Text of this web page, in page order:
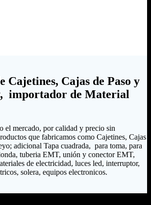
Cajetines, Cajas de Paso y
importador de Material
el mercado, por calidad y precio sin
que fabricamos como Cajetines, Cajas
adicional Tapa cuadrada, para toma, para
tuberia EMT, unión y conector EMT,
de electricidad, luces led, interruptor,
solera, equipos electronicos.